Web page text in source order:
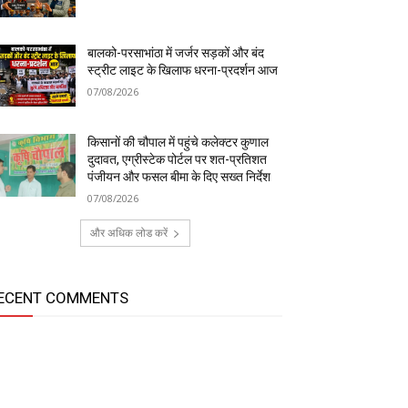
बालको-परसाभांठा में जर्जर सड़कों और बंद
स्ट्रीट लाइट के खिलाफ धरना-प्रदर्शन आज
07/08/2026
किसानों की चौपाल में पहुंचे कलेक्टर कुणाल
दुदावत, एग्रीस्टेक पोर्टल पर शत-प्रतिशत
पंजीयन और फसल बीमा के दिए सख्त निर्देश
07/08/2026
और अधिक लोड करें
COMMENTS